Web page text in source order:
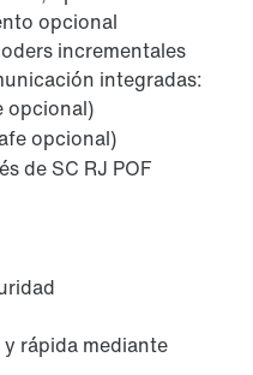
opcional
incrementales
integradas:
opcional)
opcional)
de SC RJ POF
rápida mediante